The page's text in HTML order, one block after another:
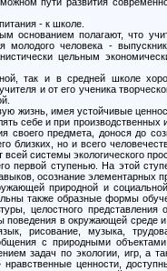
- к школе.
основанием полагают, что
человека -
цельным
так и в средней школе
и от его ученика
жизнь, имея устойчивые
себе и при
своего предмета, донося до
близких, но и всего
системы экологического
первой ступенью. На этой
осознание элементарных
природной и
также образные формы
целостного
в окружающей среде
рисование, музыка,
с природными
задач по экологии, игр, а
ценности,